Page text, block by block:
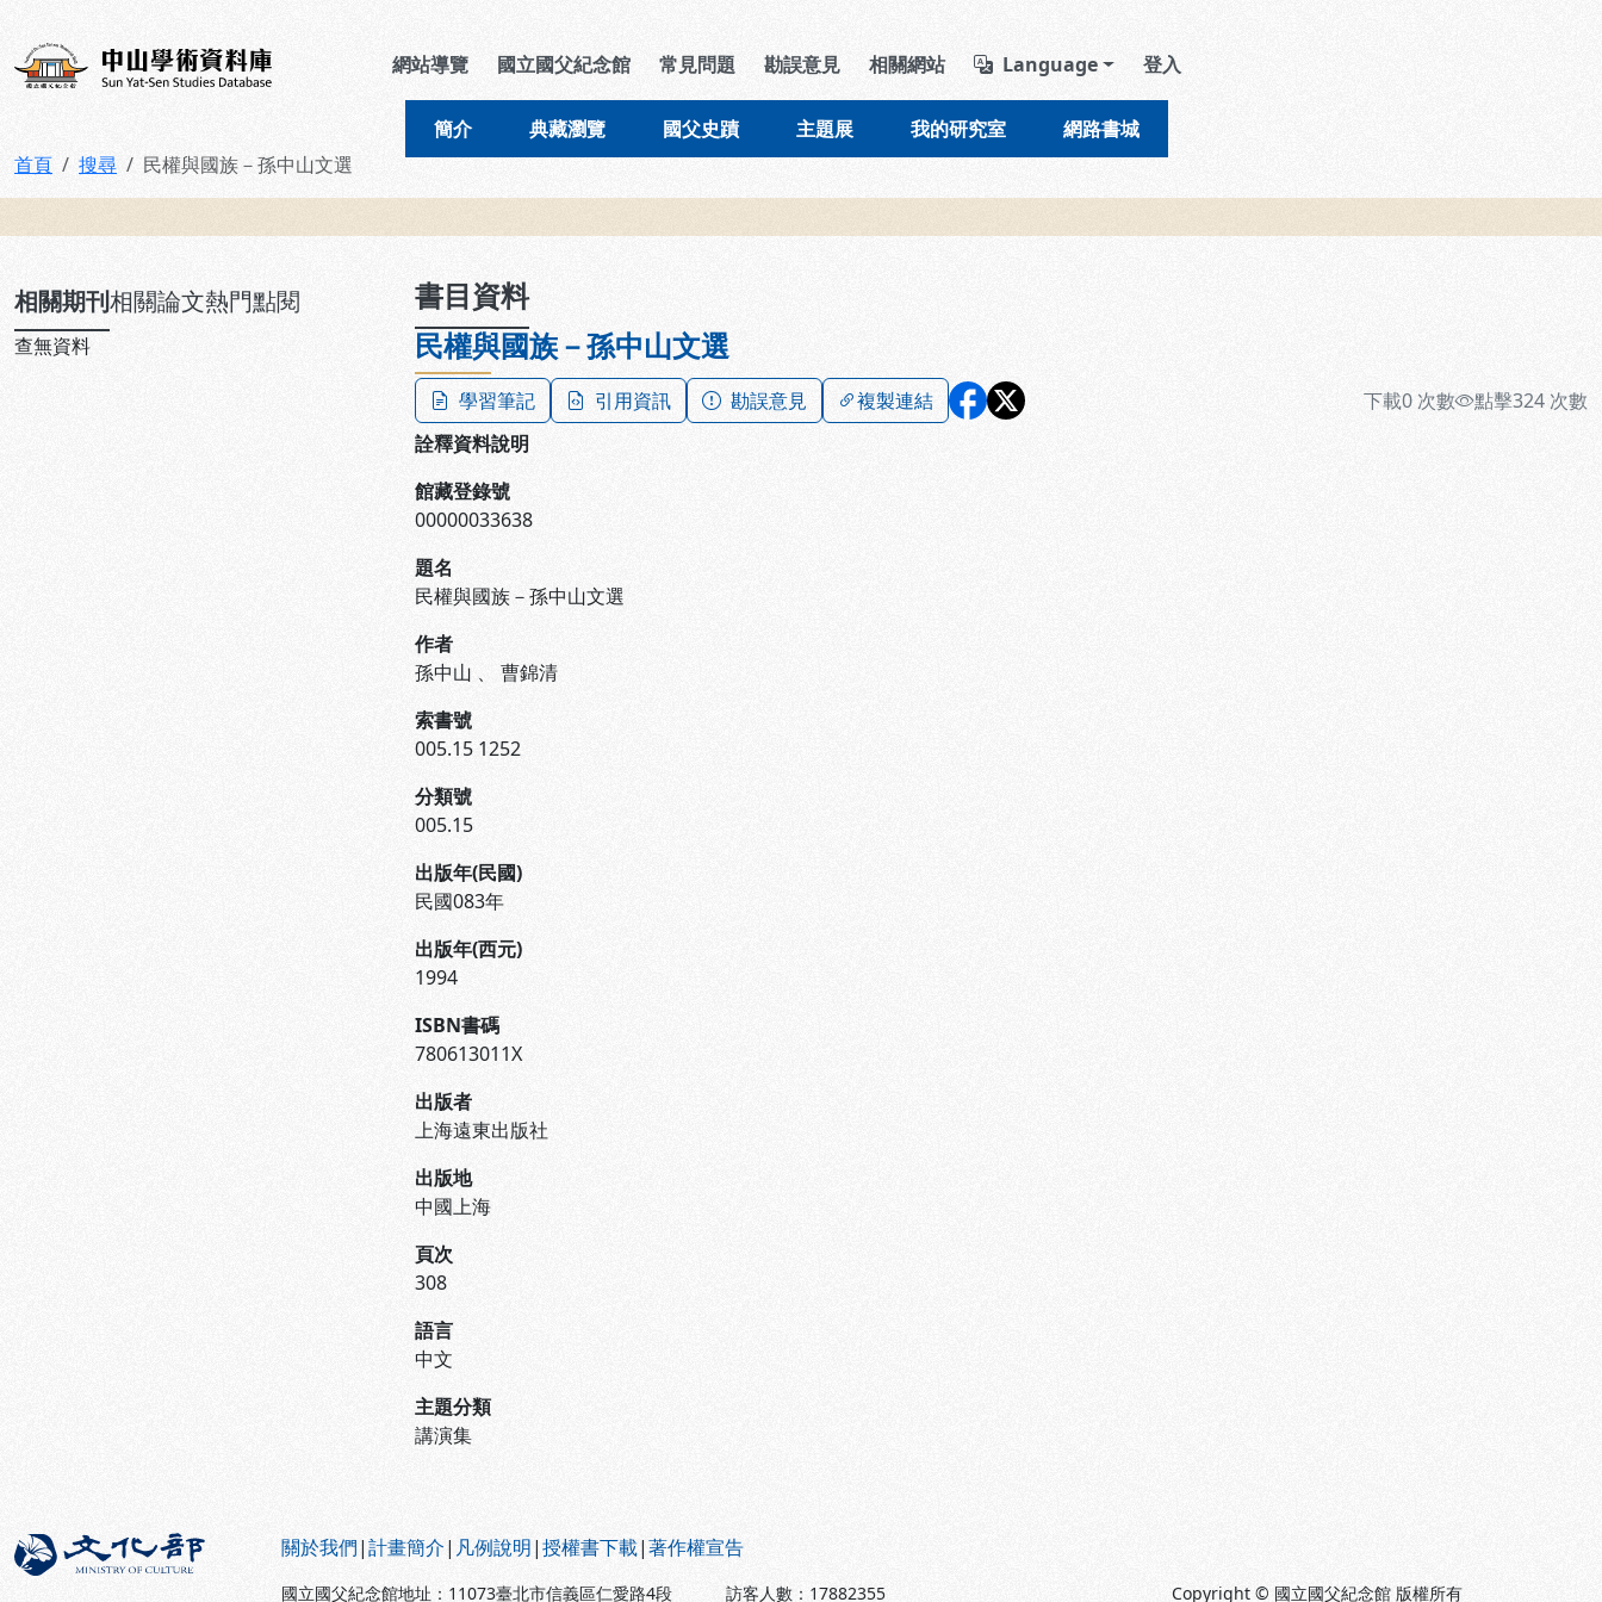
中山學術資料庫 導覽列區塊
網站導覽 國立國父紀念館 常見問題 勘誤意見 相關網站 Language 登入
簡介 典藏瀏覽 國父史蹟 主題展 我的研究室 網路書城
首頁 搜尋 民權與國族－孫中山文選
相關期刊相關論文熱門點閱
查無資料
書目資料
民權與國族－孫中山文選
學習筆記 引用資訊 勘誤意見 複製連結 下載0 次數 點擊324 次數
詮釋資料說明
館藏登錄號
00000033638
題名
民權與國族－孫中山文選
作者
孫中山 、 曹錦清
索書號
005.15 1252
分類號
005.15
出版年(民國)
民國083年
出版年(西元)
1994
ISBN書碼
780613011X
出版者
上海遠東出版社
出版地
中國上海
頁次
308
語言
中文
主題分類
講演集
關於我們|計畫簡介| 凡例說明|授權書下載|著作權宣告
國立國父紀念館地址：11073臺北市信義區仁愛路4段 訪客人數： 17882355 Copyright © 國立國父紀念館 版權所有